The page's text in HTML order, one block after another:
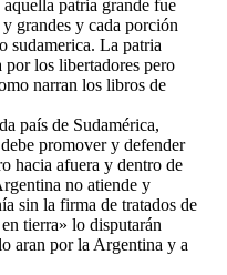
patria grande fue
grandes y cada porción
sudamerica. La patria
por los libertadores pero
narran los libros de
país de Sudamérica,
promover y defender
hacia afuera y dentro de
no atiende y
sin la firma de tratados de
tierra» lo disputarán
aran por la Argentina y a